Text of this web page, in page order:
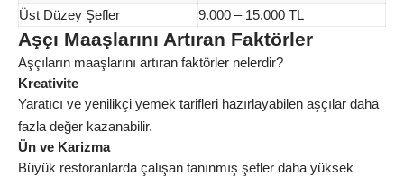
Üst Düzey Şefler
9.000 – 15.000 TL
Aşçı Maaşlarını Artıran Faktörler
Aşçıların maaşlarını artıran faktörler nelerdir?
Kreativite
Yaratıcı ve yenilikçi yemek tarifleri hazırlayabilen aşçılar daha
fazla değer kazanabilir.
Ün ve Karizma
Büyük restoranlarda çalışan tanınmış şefler daha yüksek